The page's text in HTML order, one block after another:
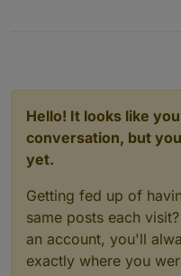
Hello! It looks like
conversation, but
yet.
Getting fed up of
same posts each
an account, you'll
exactly where you